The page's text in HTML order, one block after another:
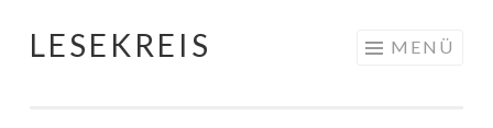
Springe
LESEKREIS MENÜ